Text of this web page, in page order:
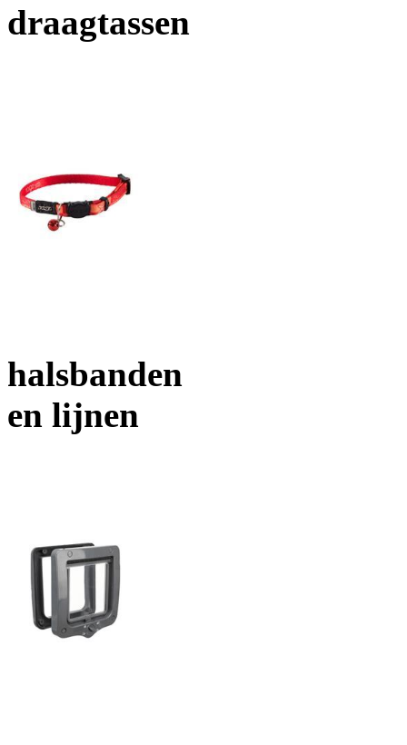
draagtassen
halsbanden
en lijnen